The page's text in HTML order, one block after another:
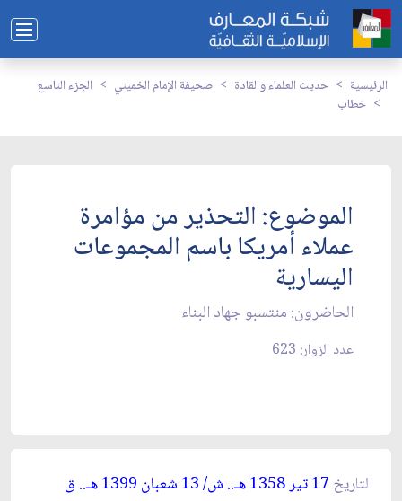
الرئيسية حديث العلماء والقادة صحيفة الإمام الخميني
الجزء التاسع
خطاب
الموضوع: التحذير من مؤامرة
عملاء أمريكا باسم المجموعات
اليسارية
الحاضرون: منتسبو جهاد البناء
عدد الزوار: 623
التاريخ 17 تير 1358 هـ.. ش/ 13 شعبان 1399 هـ.. ق‏